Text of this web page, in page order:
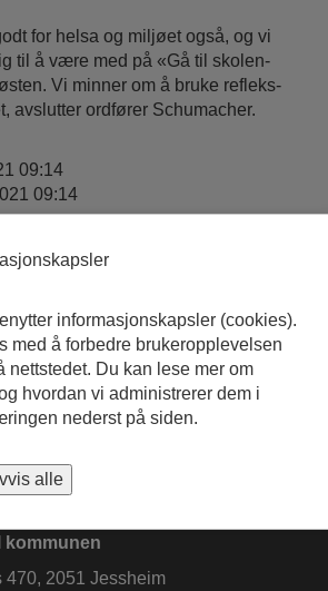
for helsa og miljøet også, og vi
til å være med på «Gå til skolen-
Vi minner om å bruke refleks-
avslutter ordfører Schumacher.
09:14
09:14
via eDialog
kommunen
470, 2051 Jessheim
informasjonskapsler (cookies).
med å forbedre brukeropplevelsen
nettstedet. Du kan lese mer om
hvordan vi administrerer dem i
nederst på siden.
alle